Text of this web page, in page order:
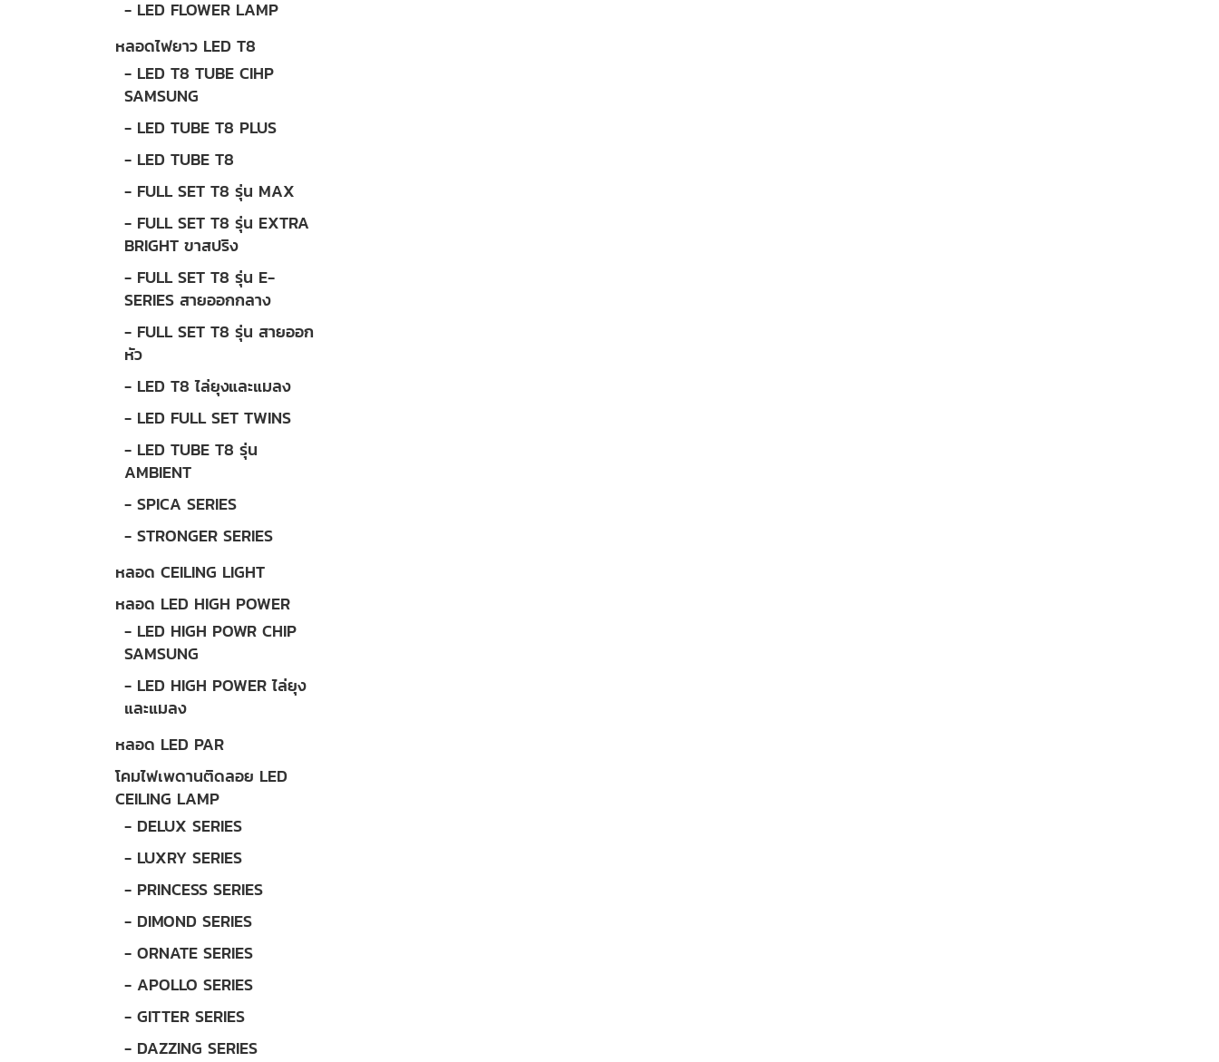
- LED FLOWER LAMP
หลอดไฟยาว LED T8
- LED T8 TUBE CIHP
SAMSUNG
- LED TUBE T8 PLUS
- LED TUBE T8
- FULL SET T8 รุ่น MAX
- FULL SET T8 รุ่น EXTRA
BRIGHT ขาสปริง
- FULL SET T8 รุ่น E-
SERIES สายออกกลาง
- FULL SET T8 รุ่น สายออก
หัว
- LED T8 ไล่ยุงและแมลง
- LED FULL SET TWINS
- LED TUBE T8 รุ่น
AMBIENT
- SPICA SERIES
- STRONGER SERIES
หลอด CEILING LIGHT
หลอด LED HIGH POWER
- LED HIGH POWR CHIP
SAMSUNG
- LED HIGH POWER ไล่ยุง
และแมลง
หลอด LED PAR
โคมไฟเพดานติดลอย LED
CEILING LAMP
- DELUX SERIES
- LUXRY SERIES
- PRINCESS SERIES
- DIMOND SERIES
- ORNATE SERIES
- APOLLO SERIES
- GITTER SERIES
- DAZZING SERIES